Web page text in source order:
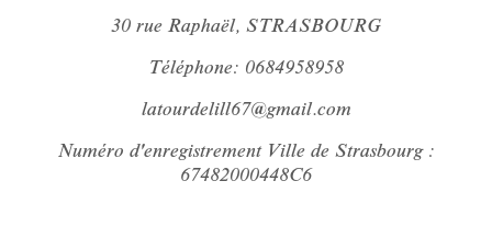
30 rue Raphaël, STRASBOURG
Téléphone: 0684958958
latourdelill67@gmail.com
Numéro d'enregistrement Ville de Strasbourg :
67482000448C6